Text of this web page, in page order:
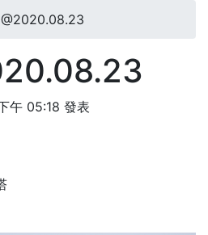
午 05:18 發表